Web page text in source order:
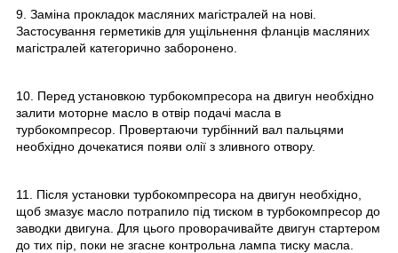
9. Заміна прокладок масляних магістралей на нові.
Застосування герметиків для ущільнення фланців масляних
магістралей категорично заборонено.
10. Перед установкою турбокомпресора на двигун необхідно
залити моторне масло в отвір подачі масла в
турбокомпресор. Провертаючи турбінний вал пальцями
необхідно дочекатися появи олії з зливного отвору.
11. Після установки турбокомпресора на двигун необхідно,
щоб змазує масло потрапило під тиском в турбокомпресор до
заводки двигуна. Для цього проворачивайте двигун стартером
до тих пір, поки не згасне контрольна лампа тиску масла.